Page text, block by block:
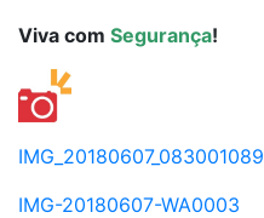
Viva com Segurança!
IMG_20180607_083001089
IMG-20180607-WA0003